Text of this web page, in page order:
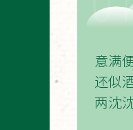
意满
还似
两沈